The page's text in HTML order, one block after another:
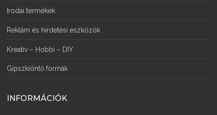
Irodai termékek
Reklám és hirdetési eszközök
Kreatív – Hobbi – DIY
Gipszkiöntő formák
INFORMÁCIÓK